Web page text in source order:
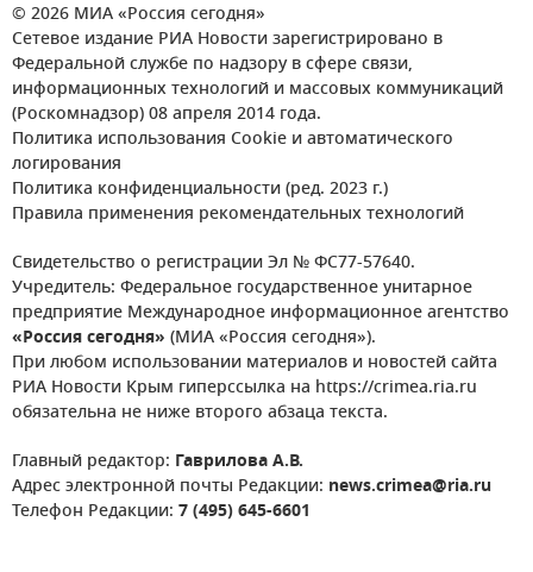
© 2026 МИА «Россия сегодня»
Сетевое издание РИА Новости зарегистрировано в
Федеральной службе по надзору в сфере связи,
информационных технологий и массовых коммуникаций
(Роскомнадзор) 08 апреля 2014 года.
Политика использования Cookie и автоматического
логирования
Политика конфиденциальности (ред. 2023 г.)
Правила применения рекомендательных технологий
Свидетельство о регистрации Эл № ФС77-57640.
Учредитель: Федеральное государственное унитарное
предприятие Международное информационное агентство
«Россия сегодня» (МИА «Россия сегодня»).
При любом использовании материалов и новостей сайта
РИА Новости Крым гиперссылка на https://crimea.ria.ru
обязательна не ниже второго абзаца текста.
Главный редактор: Гаврилова А.В.
Адрес электронной почты Редакции: news.crimea@ria.ru
Телефон Редакции: 7 (495) 645-6601